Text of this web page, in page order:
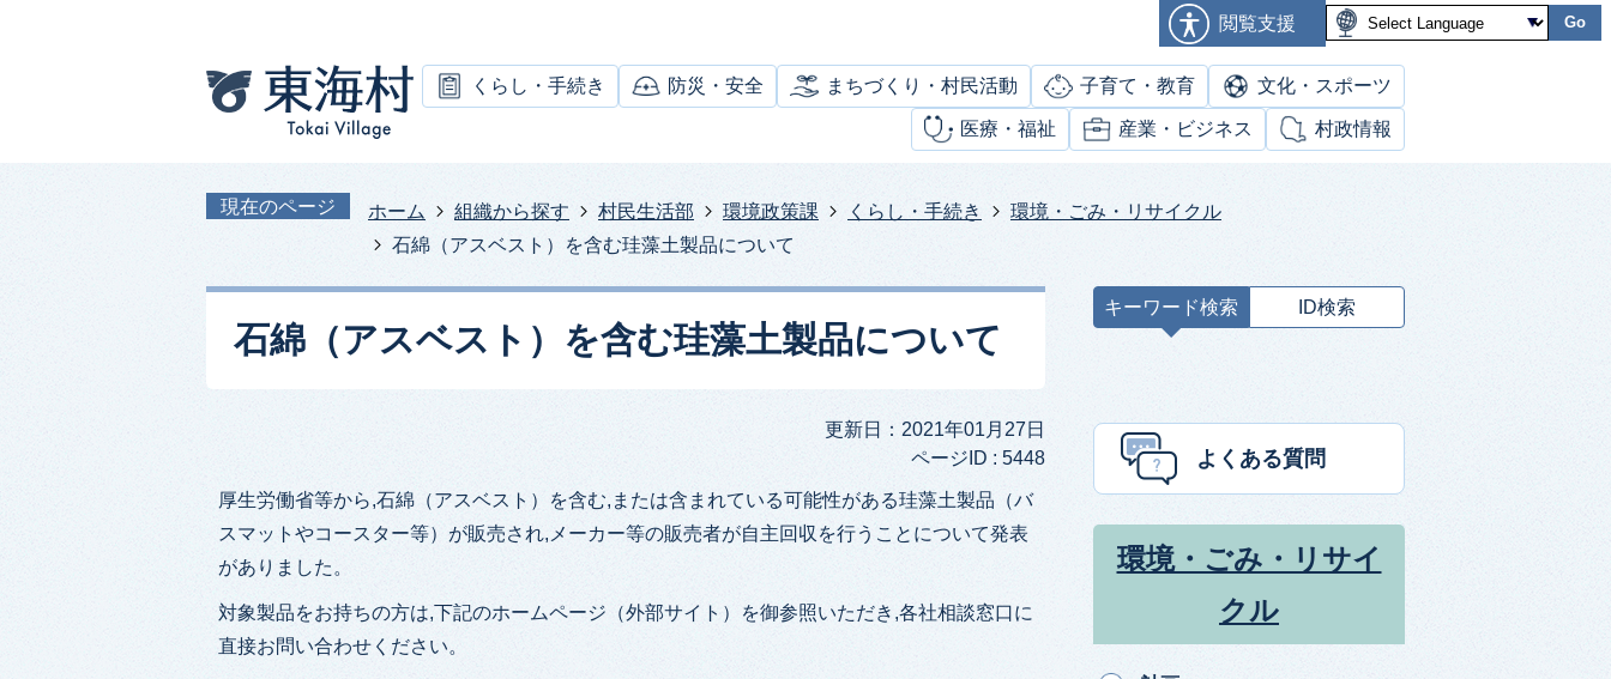
閲覧支援 Go
くらし・手続き 防災・安全 まちづくり・村民活動 子育て・教育 文化・スポーツ
医療・福祉 産業・ビジネス 村政情報
現在のページ ホーム 組織から探す 村民生活部 環境政策課 くらし・手続き
環境・ごみ・リサイクル
石綿（アスベスト）を含む珪藻土製品について
石綿（アスベスト）を含む珪藻土製品について
更新日：2021年01月27日
ページID : 5448
厚生労働省等から,石綿（アスベスト）を含む,または含まれている可能性がある珪藻土製品（バ
スマットやコースター等）が販売され,メーカー等の販売者が自主回収を行うことについて発表
がありました。
対象製品をお持ちの方は,下記のホームページ（外部サイト）を御参照いただき,各社相談窓口に
直接お問い合わせください。
キーワード検索 ID検索
ー
よくある質問
環境・ごみ・リサイ
クル